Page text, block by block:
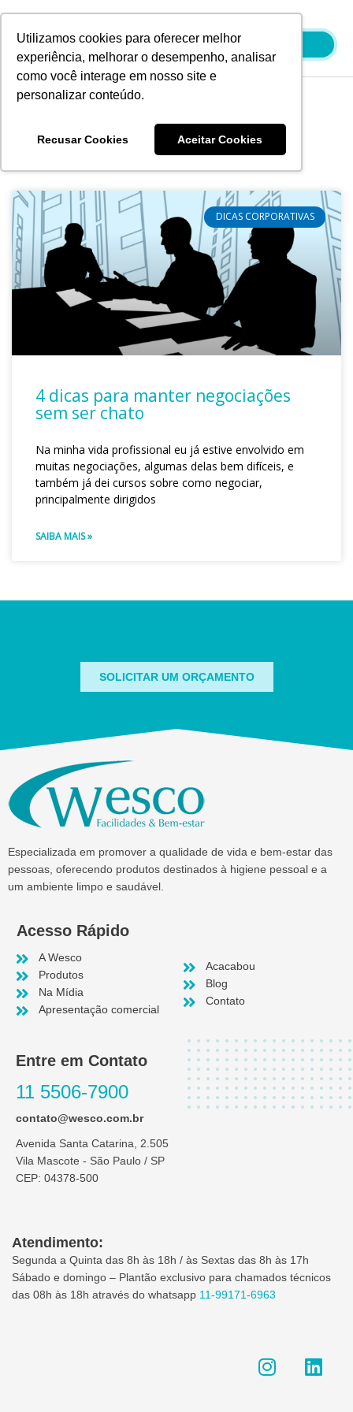
Utilizamos cookies para oferecer melhor
experiência, melhorar o desempenho, analisar
como você interage em nosso site e
personalizar conteúdo.
Recusar Cookies Aceitar Cookies
conteúdo
Blog
DICAS CORPORATIVAS
4 dicas para manter negociações
sem ser chato
Na minha vida profissional eu já estive envolvido em
muitas negociações, algumas delas bem difíceis, e
também já dei cursos sobre como negociar,
principalmente dirigidos
SAIBA MAIS »
SOLICITAR UM ORÇAMENTO
Especializada em promover a qualidade de vida e bem-estar das
pessoas, oferecendo produtos destinados à higiene pessoal e a
um ambiente limpo e saudável.
Acesso Rápido
A Wesco
Produtos
Na Mídia
Apresentação comercial
Acacabou
Blog
Contato
Entre em Contato
11 5506-7900
contato@wesco.com.br
Avenida Santa Catarina, 2.505
Vila Mascote - São Paulo / SP
CEP: 04378-500
Atendimento:
Segunda a Quinta das 8h às 18h / às Sextas das 8h às 17h
Sábado e domingo – Plantão exclusivo para chamados técnicos
das 08h às 18h através do whatsapp 11-99171-6963
n i